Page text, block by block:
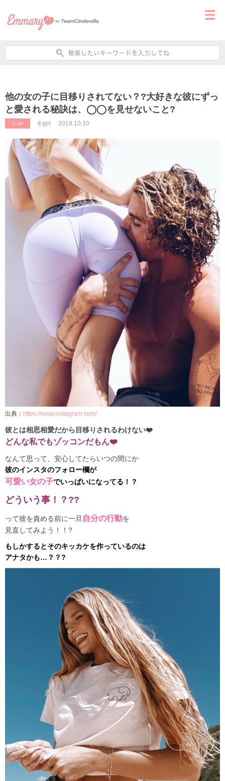
他の女の子に目移りされてない？?大好きな彼にずっ
と愛される秘訣は、◯◯を見せないこと?
It girl It girl 2019.10.10
出典： https://www.instagram.com/
彼とは相思相愛だから目移りされるわけない❤️
どんな私でもゾッコンだもん❤️
なんて思って、安心してたらいつの間にか
彼のインスタのフォロー欄が
可愛い女の子でいっぱいになってる！？
どういう事！？??
って彼を責める前に一旦 自分の行動を
見直してみよう！！?
もしかするとそのキッカケを作っているのは
アナタかも…？？?